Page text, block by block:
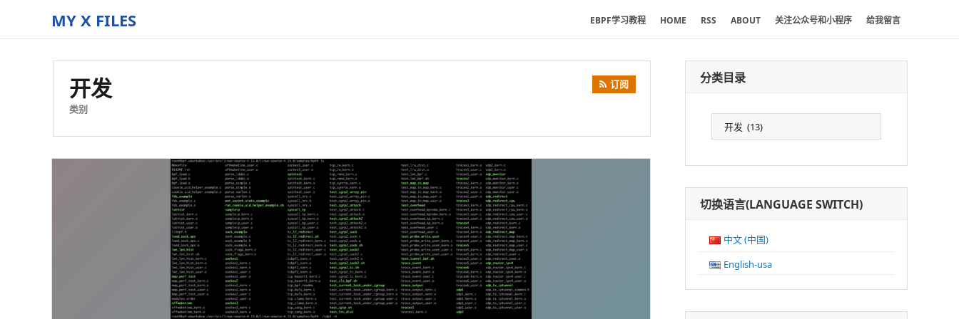
MY X FILES
The
truth
there
EBPF学习教程 HOME RSS ABOUT 关注公众号和小程序 给我留言
开发
类别
订阅 分类目录
切换语言(LANGUAGE SWITCH)
中文 (中国)
English-usa